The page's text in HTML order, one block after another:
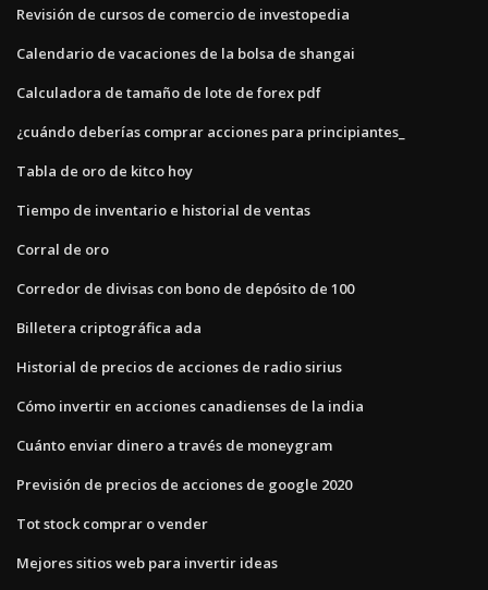
Revisión de cursos de comercio de investopedia
Calendario de vacaciones de la bolsa de shangai
Calculadora de tamaño de lote de forex pdf
¿cuándo deberías comprar acciones para principiantes_
Tabla de oro de kitco hoy
Tiempo de inventario e historial de ventas
Corral de oro
Corredor de divisas con bono de depósito de 100
Billetera criptográfica ada
Historial de precios de acciones de radio sirius
Cómo invertir en acciones canadienses de la india
Cuánto enviar dinero a través de moneygram
Previsión de precios de acciones de google 2020
Tot stock comprar o vender
Mejores sitios web para invertir ideas